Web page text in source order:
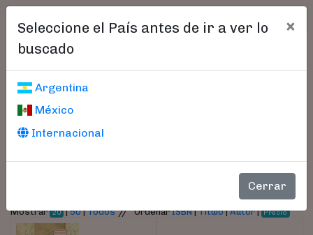
Seleccione el País antes de ir a ver lo
buscado
×
Argentina
México
Internacional
Cerrar
Libros encontrados
Parámetros
Mostrar 20 |50|Todos//OrdenarISBN|Título|Autor| Precio